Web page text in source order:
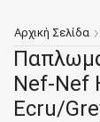
Αρχική Σελίδα
Nef-Nef
Ecru/